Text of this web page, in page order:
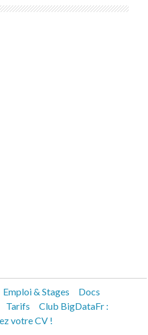
Emploi & Stages
Docs
Tarifs
Club BigDataFr :
votre CV !